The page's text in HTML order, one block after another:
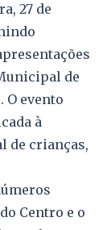
27 de
de
O evento
à
de crianças,
Centro e o